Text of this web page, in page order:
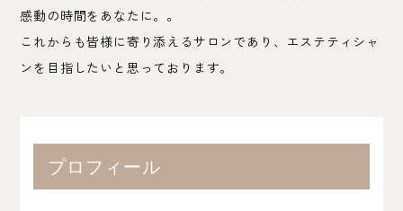
感動の時間をあなたに。。
これからも皆様に寄り添えるサロンであり、エステティシャ
ンを目指したいと思っております。
プロフィール